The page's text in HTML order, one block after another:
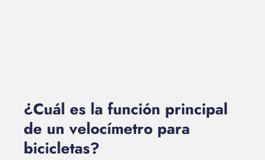
¿Cuál es la función principal
de un velocímetro para
bicicletas?